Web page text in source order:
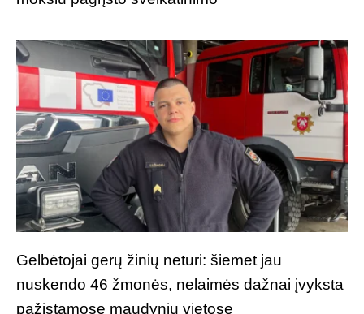
Gelbėtojai gerų žinių neturi: šiemet jau
nuskendo 46 žmonės, nelaimės dažnai įvyksta
pažįstamose maudynių vietose